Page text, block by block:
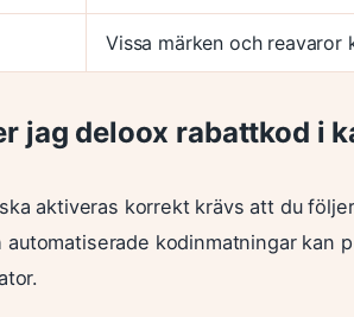
Vissa märken och reavaror
jag deloox rabattkod i
aktiveras korrekt krävs att du
automatiserade kodinmatningar kan